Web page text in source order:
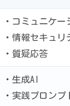
・コミュニケ
・情報セキュリ
・質疑応答
・生成AI
・実践プロンプ